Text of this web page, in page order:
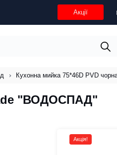
Акції
Кухонна мийка 75*46D PVD
"ВОДОСПАД"
Акція!